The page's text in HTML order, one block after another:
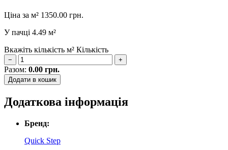
Ціна за м² 1350.00 грн.
У пачці 4.49 м²
Вкажіть кількість м² Кількість
− +
Разом: 0.00 грн.
Додати в кошик
Додаткова інформація
Бренд:
Quick Step